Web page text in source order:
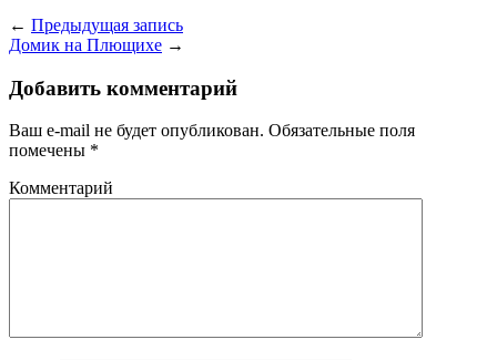
← Предыдущая запись
Домик на Плющихе →
Добавить комментарий
Ваш e-mail не будет опубликован. Обязательные поля
помечены *
Комментарий